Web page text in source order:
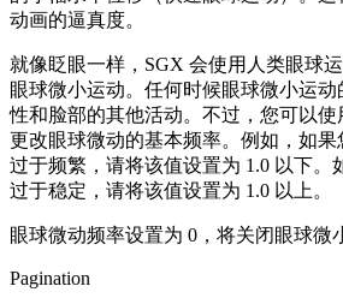
动画的逼真度。
就像眨眼一样，SGX 会使用人类眼球
眼球微小运动。任何时候眼球微小运
性和脸部的其他活动。不过，您可以使
更改眼球微动的基本频率。例如，如
过于频繁，请将该值设置为 1.0 以下。
过于稳定，请将该值设置为 1.0 以上。
眼球微动频率设置为 0，将关闭眼球微
Pagination